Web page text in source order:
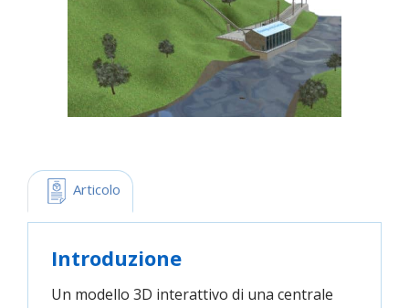
Articolo
Introduzione
Un modello 3D interattivo di una centrale